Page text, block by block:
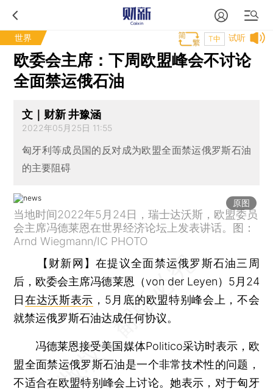
世界 试听
T中
欧委会主席：下周欧盟峰会不讨论
全面禁运俄石油
文｜财新 井豫涵
2022年05月25日 11:55
匈牙利等成员国的反对成为欧盟全面禁运俄罗斯石油
的主要阻碍
原图
当地时间2022年5月24日，瑞士达沃斯，欧盟委员
会主席冯德莱恩在世界经济论坛上发表讲话。图：
Arnd Wiegmann/IC PHOTO
【财新网】在提议全面禁运俄罗斯石油三周
后，欧委会主席冯德莱恩（von der Leyen）5月24
日在达沃斯表示 ，5月底的欧盟特别峰会上，不会
就禁运俄罗斯石油达成任何协议。
冯德莱恩接受美国媒体Politico采访时表示，欧
盟全面禁运俄罗斯石油是一个非常技术性的问题，
不适合在欧盟特别峰会上讨论。她表示，对于匈牙